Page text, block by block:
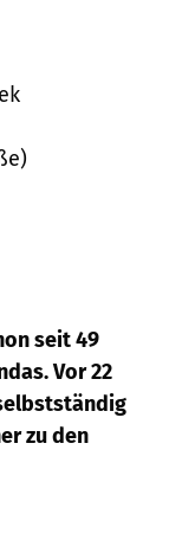
seit 49
Vor 22
zu den